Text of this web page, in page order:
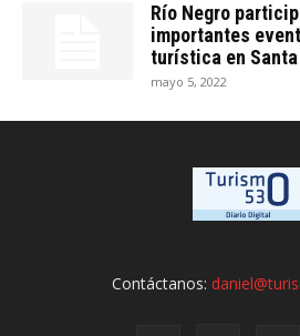
Río Negro
importantes
turística en Santa
mayo 5, 2022
Contáctanos: